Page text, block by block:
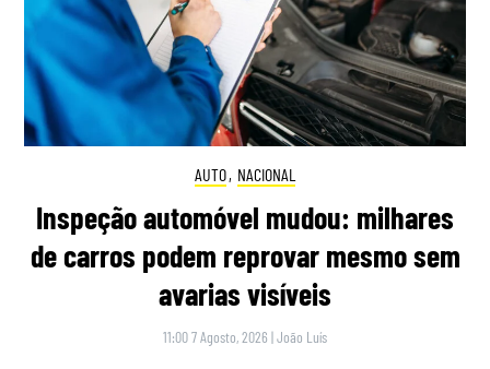
AUTO, NACIONAL
Inspeção automóvel mudou: milhares
de carros podem reprovar mesmo sem
avarias visíveis
11:00 7 Agosto, 2026 |João Luís